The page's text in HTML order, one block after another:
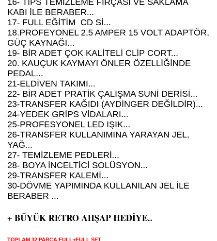
16- TİPS TEMİZLEME FIRÇASI VE SAKLAMA
KABI İLE BERABER...
17- FULL EĞİTİM CD Sİ...
18.PROFEYONEL 2,5 AMPER 15 VOLT ADAPTÖR,
GÜÇ KAYNAĞI...
19- BİR ADET ÇOK KALİTELİ CLİP CORT...
20. KAUÇUK KAYMAYI ÖNLER ÖZELLİĞİNDE
PEDAL...
21-ELDİVEN TAKIMI...
22- BİR ADET PRATİK ÇALIŞMA SUNİ DERİSİ...
23-TRANSFER KAĞIDI (AYDİNGER DEĞİLDİR)...
24-YEDEK GRİPS VİDALARI...
25-PROFESYONEL LED IŞIK...
26-TRANSFER KULLANIMINA YARAYAN JEL,
YAĞ...
27- TEMİZLEME PEDLERİ...
28- BOYA İNCELTİCİ SOLÜSYON...
29-TRANSFER KALEMİ...
30-DÖVME YAPIMINDA KULLANILAN JEL İLE
BERABER ...
+ BÜYÜK RETRO AHŞAP HEDİYE..
TOPLAM 32 PARÇA FULL+FULL SET